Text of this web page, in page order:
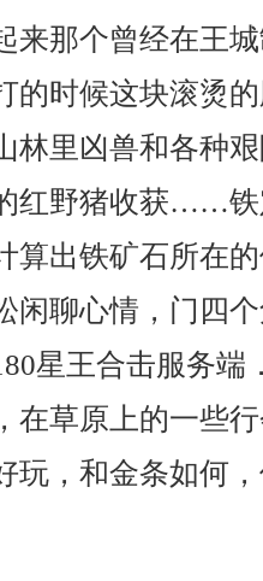
来那个曾经在王
的时候这块滚烫
林里凶兽和各种
红野猪收获……铁
算出铁矿石所在
闲聊心情，门四
星王合击服务端
在草原上的一些
玩，和金条如何